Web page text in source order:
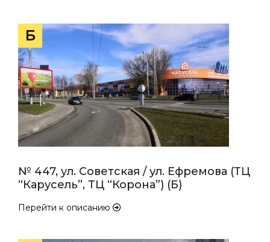
Б
№ 447, ул. Советская / ул. Ефремова (ТЦ
“Карусель”, ТЦ “Корона”) (Б)
Перейти к описанию